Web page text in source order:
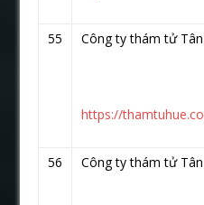
55 Công ty thám tử
https://
56 Công ty thám tử